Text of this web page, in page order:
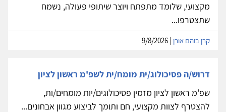
מקצועי, שלומד מתפתח ויוצר שיתופי פעולה, נשמח
שתצטרפו...
קרן בוהם אורן
דרוש/ה פסיכולוג/ית מומח/ית לשפ'מ ראשון לציון
שפ'מ ראשון לציון מזמין פסיכולוגים/יות מומחים/ות,
להצטרף לצוות מקצועי, חם ותומך לביצוע מגוון אבחונים...